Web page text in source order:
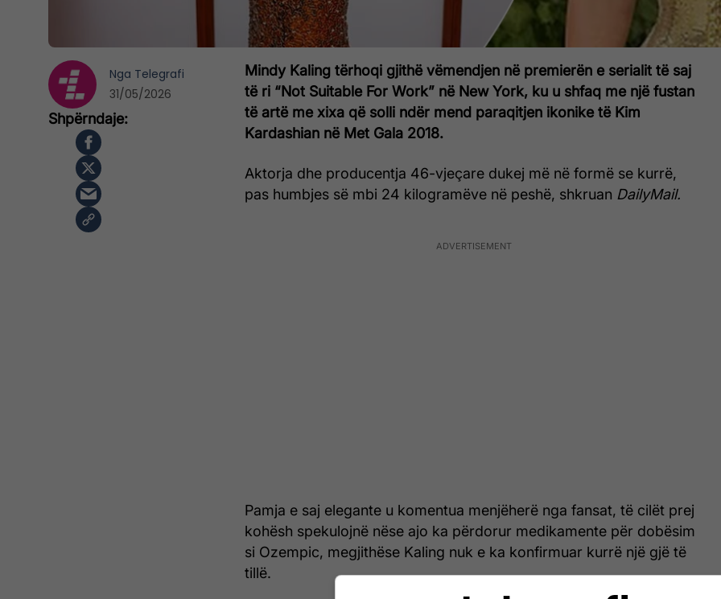
Mindy Kaling tërhoqi gjithë vëmendjen në premierën e serialit të saj
të ri “Not Suitable For Work” në New York, ku u shfaq me një fustan
të artë me xixa që solli ndër mend paraqitjen ikonike të Kim
Kardashian në Met Gala 2018.
Aktorja dhe producentja 46-vjeçare dukej më në formë se kurrë,
pas humbjes së mbi 24 kilogramëve në peshë, shkruan DailyMail.
Pamja e saj elegante u komentua menjëherë nga fansat, të cilët prej
kohësh spekulojnë nëse ajo ka përdorur medikamente për dobësim
si Ozempic, megjithëse Kaling nuk e ka konfirmuar kurrë një gjë të
tillë.
Nga Telegrafi
31/05/2026